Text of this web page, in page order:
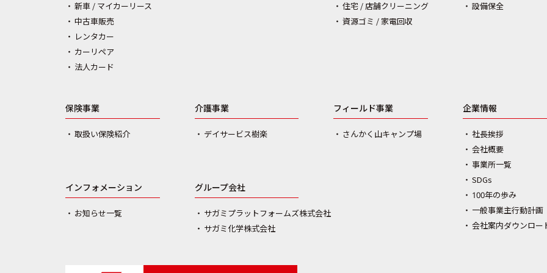
新車 / マイカーリース
中古車販売
レンタカー
カーリペア
法人カード
住宅 / 店舗クリーニング
資源ゴミ / 家電回収
設備保全
保険事業
取扱い保険紹介
インフォメーション
お知らせ一覧
介護事業
デイサービス樹楽
グループ会社
サガミプラットフォームズ株式会社
サガミ化学株式会社
フィールド事業
さんかく山キャンプ場
企業情報
社長挨拶
会社概要
事業所一覧
SDGs
100年の歩み
一般事業主行動計画
会社案内ダウンロー